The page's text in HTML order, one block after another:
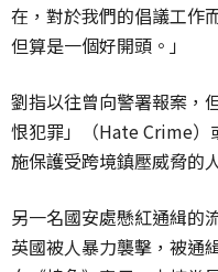
在，對於我們的倡議工作
但算是一個好開頭。」
劉指以往曾向警署報案，
恨犯罪」（Hate Crime）
施保護受跨境鎮壓威脅的
另一名國安處懸紅通緝的
英國被人暴力襲擊，被通